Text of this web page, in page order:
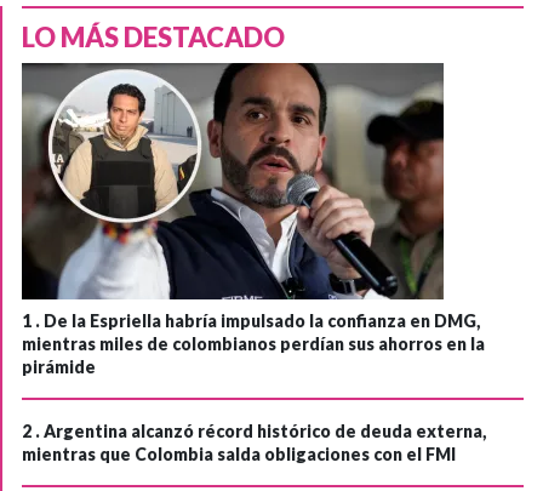
LO MÁS DESTACADO
1 . De la Espriella habría impulsado la confianza en DMG,
mientras miles de colombianos perdían sus ahorros en la
pirámide
2 .Argentina alcanzó récord histórico de deuda externa,
mientras que Colombia salda obligaciones con el FMI